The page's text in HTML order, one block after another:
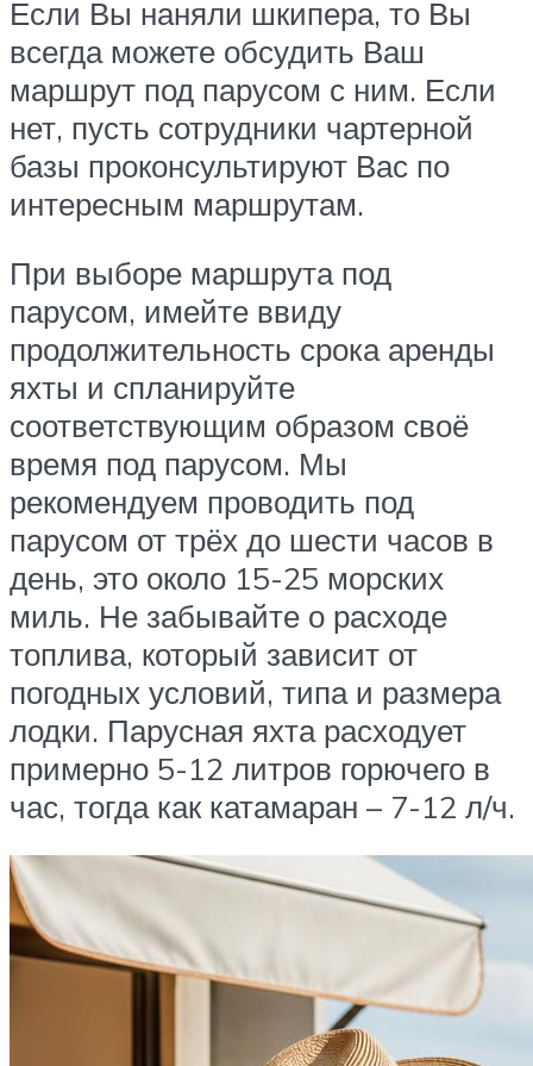
Если Вы наняли шкипера, то Вы
всегда можете обсудить Ваш
маршрут под парусом с ним. Если
нет, пусть сотрудники чартерной
базы проконсультируют Вас по
интересным маршрутам.
При выборе маршрута под
парусом, имейте ввиду
продолжительность срока аренды
яхты и спланируйте
соответствующим образом своё
время под парусом. Мы
рекомендуем проводить под
парусом от трёх до шести часов в
день, это около 15-25 морских
миль. Не забывайте о расходе
топлива, который зависит от
погодных условий, типа и размера
лодки. Парусная яхта расходует
примерно 5-12 литров горючего в
час, тогда как катамаран – 7-12 л/ч.